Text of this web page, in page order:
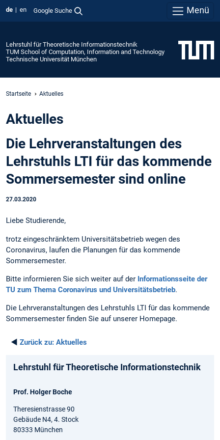
de en Google Suche Menü
Lehrstuhl für Theoretische Informationstechnik
TUM School of Computation, Information and Technology
Technische Universität München
Startseite Aktuelles
Aktuelles
Die Lehrveranstaltungen des
Lehrstuhls LTI für das kommende
Sommersemester sind online
27.03.2020
Liebe Studierende,
trotz eingeschränktem Universitätsbetrieb wegen des
Coronavirus, laufen die Planungen für das kommende
Sommersemester.
Bitte informieren Sie sich weiter auf der Informationsseite der
TU zum Thema Coronavirus und Universitätsbetrieb.
Die Lehrveranstaltungen des Lehrstuhls LTI für das kommende
Sommersemester finden Sie auf unserer Homepage.
◄ Zurück zu: Aktuelles
Lehrstuhl für Theoretische Informationstechnik
Prof. Holger Boche
Theresienstrasse 90
Gebäude N4, 4. Stock
80333 München